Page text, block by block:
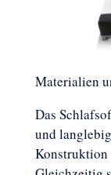
Materialien
Das
und
Konstruktion